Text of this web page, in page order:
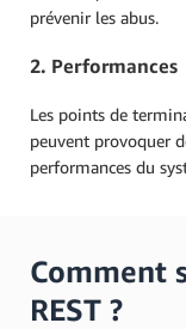
prévenir les abus.
2. Performances
Les points de
peuvent provoquer
performances du
Comment
REST ?